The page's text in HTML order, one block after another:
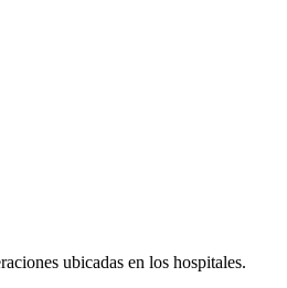
ubicadas en los hospitales.